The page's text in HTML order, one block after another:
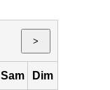
>
Sam Dim